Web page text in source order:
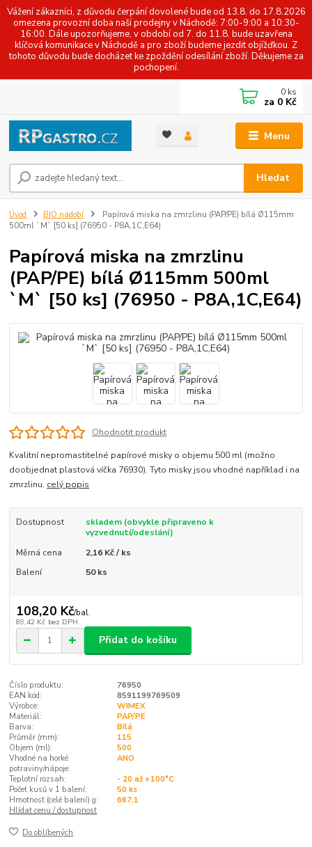
Vážení zákazníci, z důvodu čerpání dovolené bude od 13.8. do 17.8.2026
omezena provozní doba naší prodejny v Náchodě: 7:00-9:00 a 10:30-
16:00. Dále upozorňujeme, v období od 7. do 11.8. bude uzavřena
klíčová komunikace v Náchodě a pro zboží budeme jezdit objížďkou. Z
tohoto důvodu bude docházet ke zpoždění odesílání zboží. Děkujeme za
pochopení.
Menu
Hledat
0 ks
za 0 Kč
Úvod BIO nádobí
Papírová miska na zmrzlinu (PAP/PE) bílá Ø115mm
500ml `M` [50 ks] (76950 - P8A,1C,E64)
Papírová miska na zmrzlinu
(PAP/PE) bílá Ø115mm 500ml
`M` [50 ks] (76950 - P8A,1C,E64)
Ohodnotit produkt
Kvalitní nepromastitelné papírové misky o objemu 500 ml (možno
doobjednat plastová víčka 76930). Tyto misky jsou vhodné například i na
zmrzlinu. celý popis
Dostupnost
skladem (obvykle připraveno k
vyzvednutí/odeslání)
Měrná cena
2,16 Kč / ks
Balení
50 ks
108,20 Kč/bal.
89,42 Kč bez DPH
Přidat do košíku
Číslo produktu:
76950
EAN kód:
8591199769509
Výrobce:
WIMEX
Materiál:
PAP/PE
Barva:
Bílá
Průměr (mm):
115
Objem (ml):
500
Vhodné na horké
potraviny/nápoje:
ANO
Teplotní rozsah:
- 20 až +100°C
Počet kusů v 1 balení:
50 ks
Hmotnost (celé balení) g:
667,1
Hlídat cenu / dostupnost
Do oblíbených